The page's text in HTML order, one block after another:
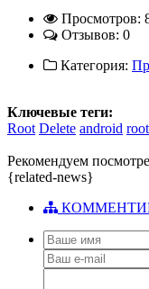
Просмотров:
Отзывов: 0
Категория:
Ключевые теги:
Root Delete android root
Рекомендуем
{related-news}